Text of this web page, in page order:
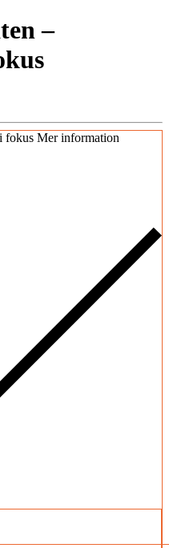
–
fokus Mer information